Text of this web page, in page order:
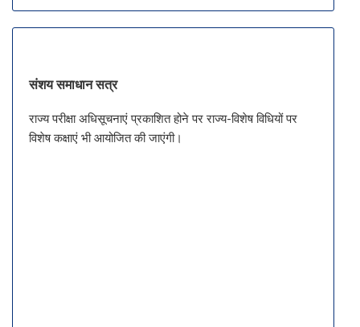
संशय समाधान सत्र
राज्य परीक्षा अधिसूचनाएं प्रकाशित होने पर राज्य-विशेष विधियों पर
विशेष कक्षाएं भी आयोजित की जाएंगी।